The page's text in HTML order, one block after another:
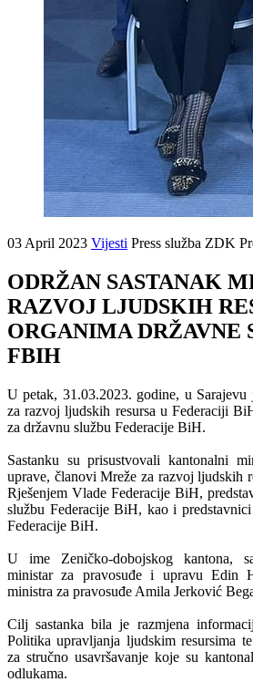
03 April 2023 Vijesti Press služba ZDK
ODRŽAN SASTANAK
RAZVOJ LJUDSKIH
ORGANIMA DRŽAVNE
FBIH
U petak, 31.03.2023. godine, u Sarajevu
za razvoj ljudskih resursa u Federaciji
za državnu službu Federacije BiH.
Sastanku su prisustvovali kantonalni
uprave, članovi Mreže za razvoj ljudskih
Rješenjem Vlade Federacije BiH,
službu Federacije BiH, kao i
Federacije BiH.
U ime Zeničko-dobojskog kantona,
ministar za pravosuđe i upravu Edin
ministra za pravosuđe Amila Jerković
Cilj sastanka bila je razmjena
Politika upravljanja ljudskim resursima
za stručno usavršavanje koje su
odlukama.